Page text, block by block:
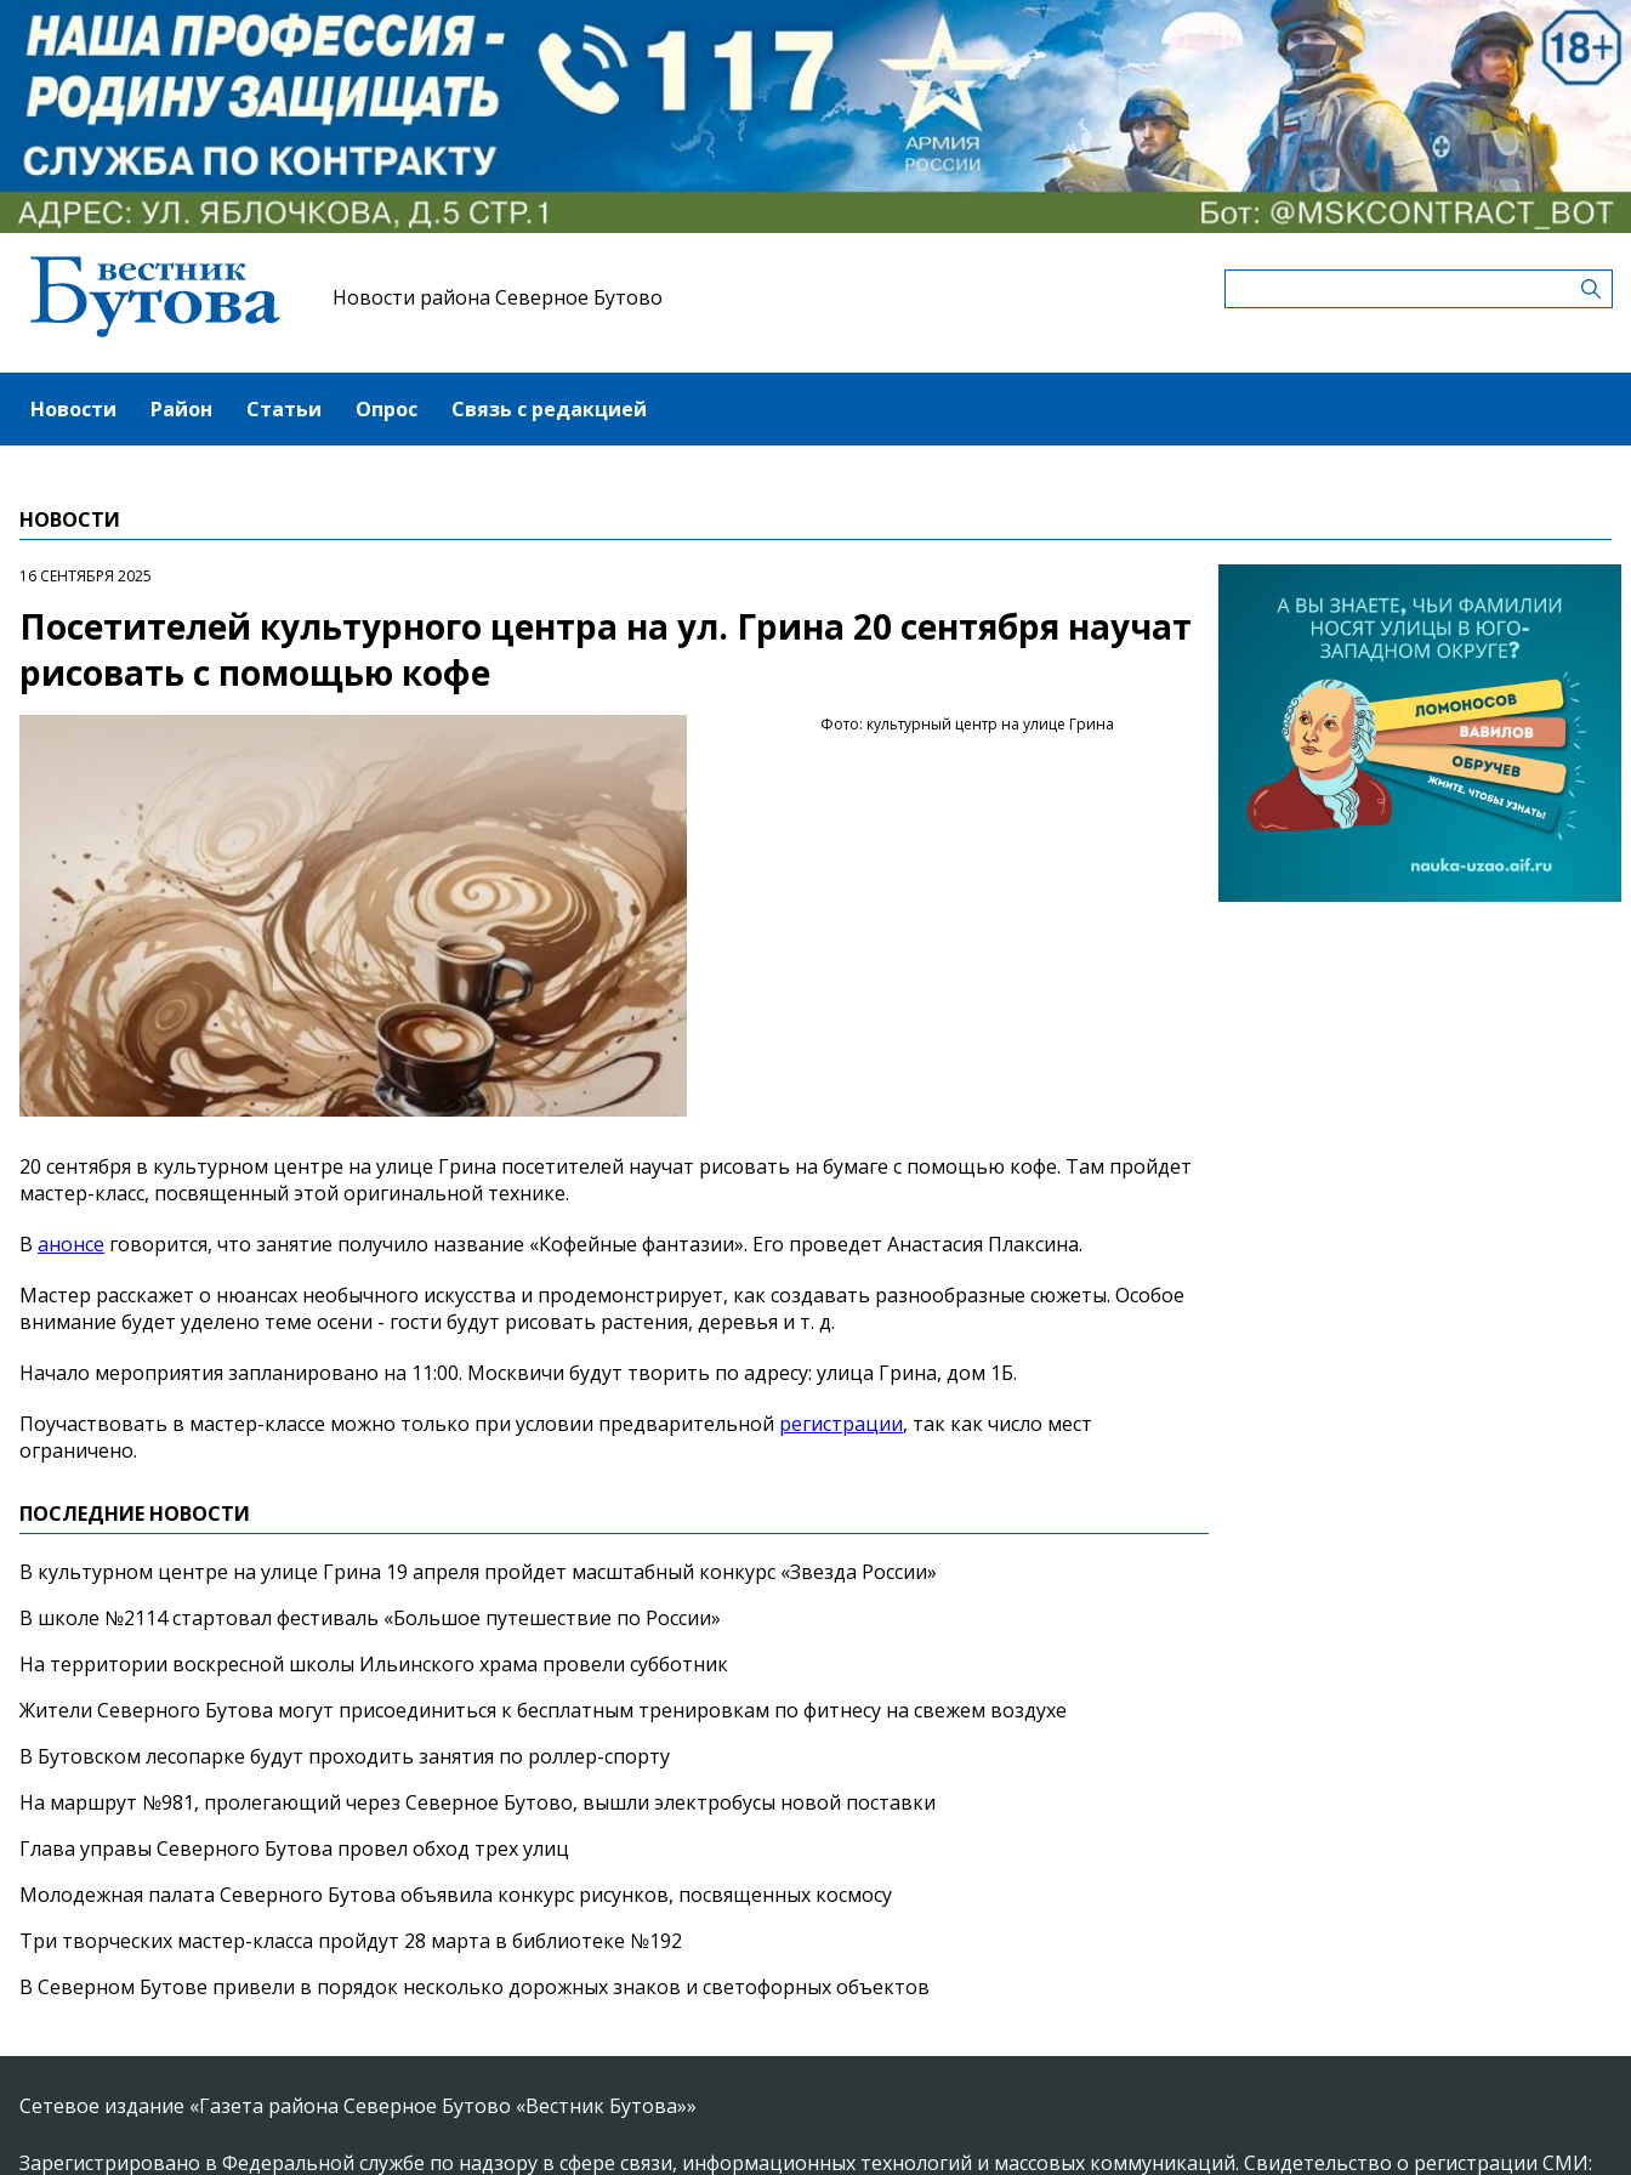
Новости района Северное Бутово
Новости Район Статьи Опрос Связь с редакцией
НОВОСТИ
16 СЕНТЯБРЯ 2025
Посетителей культурного центра на ул. Грина 20 сентября научат
рисовать с помощью кофе
Фото: культурный центр на улице Грина
20 сентября в культурном центре на улице Грина посетителей научат рисовать на бумаге с помощью кофе. Там пройдет
мастер-класс, посвященный этой оригинальной технике.
В анонсе говорится, что занятие получило название «Кофейные фантазии». Его проведет Анастасия Плаксина.
Мастер расскажет о нюансах необычного искусства и продемонстрирует, как создавать разнообразные сюжеты. Особое
внимание будет уделено теме осени - гости будут рисовать растения, деревья и т. д.
Начало мероприятия запланировано на 11:00. Москвичи будут творить по адресу: улица Грина, дом 1Б.
Поучаствовать в мастер-классе можно только при условии предварительной регистрации, так как число мест
ограничено.
ПОСЛЕДНИЕ НОВОСТИ
В культурном центре на улице Грина 19 апреля пройдет масштабный конкурс «Звезда России»
В школе №2114 стартовал фестиваль «Большое путешествие по России»
На территории воскресной школы Ильинского храма провели субботник
Жители Северного Бутова могут присоединиться к бесплатным тренировкам по фитнесу на свежем воздухе
В Бутовском лесопарке будут проходить занятия по роллер-спорту
На маршрут №981, пролегающий через Северное Бутово, вышли электробусы новой поставки
Глава управы Северного Бутова провел обход трех улиц
Молодежная палата Северного Бутова объявила конкурс рисунков, посвященных космосу
Три творческих мастер-класса пройдут 28 марта в библиотеке №192
В Северном Бутове привели в порядок несколько дорожных знаков и светофорных объектов
Сетевое издание «Газета района Северное Бутово «Вестник Бутова»»
Зарегистрировано в Федеральной службе по надзору в сфере связи, информационных технологий и массовых коммуникаций. Свидетельство о регистрации СМИ: